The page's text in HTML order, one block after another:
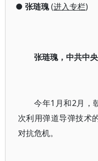
● 张琏瑰(进入专栏)
张琏瑰，中共中
今年1月和2月，
次利用弹道导弹技术
对抗危机。